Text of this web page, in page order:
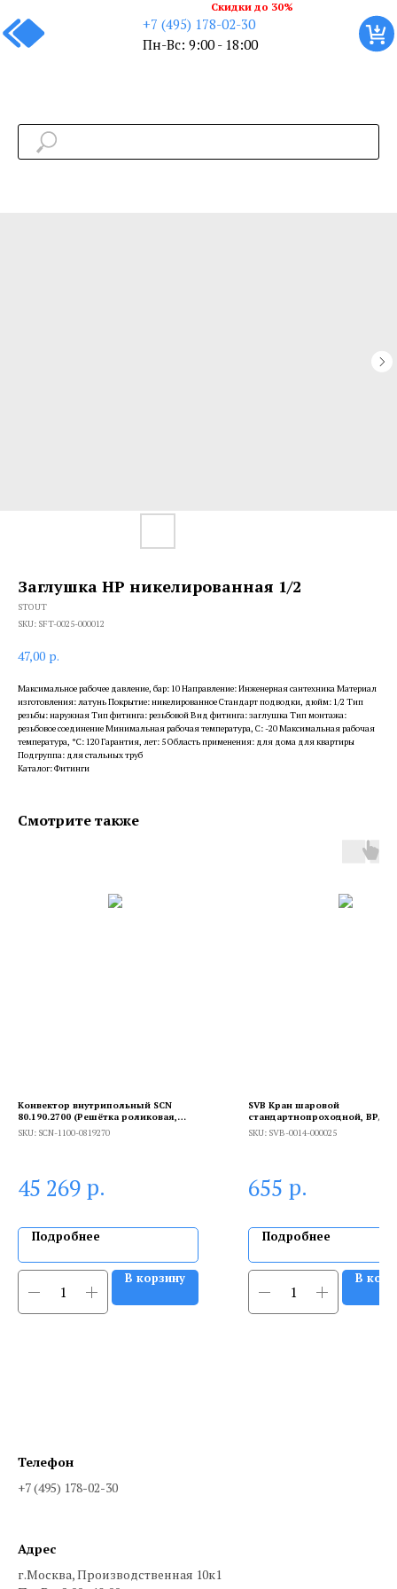
+7 (495) 178-02-30
Пн-Вс: 9:00 - 18:00
Скидки до 30%
Заглушка НР никелированная 1/2
STOUT
SKU: SFT-0025-000012
47,00 р.
Максимальное рабочее давление, бар: 10 Направление: Инженерная сантехника Материал
изготовления: латунь Покрытие: никелированное Стандарт подводки, дюйм: 1/2 Тип
резьбы: наружная Тип фитинга: резьбовой Вид фитинга: заглушка Тип монтажа:
резьбовое соединение Минимальная рабочая температура, С: -20 Максимальная рабочая
температура, °С: 120 Гарантия, лет: 5 Область применения: для дома для квартиры
Подгруппа: для стальных труб
Каталог: Фитинги
Смотрите также
Конвектор внутрипольный SCN
80.190.2700 (Решётка роликовая,
анодированный алюминий)
SKU: SCN-1100-0819270
45 269 р.
Подробнее
В корзину
SVB Кран шаровой
стандартнопроходной, ВР/
бабочка 1
SKU: SVB-0014-000025
655 р.
Подробнее
В
Телефон
+7 (495) 178-02-30
Адрес
г.Москва, Производственная 10к1